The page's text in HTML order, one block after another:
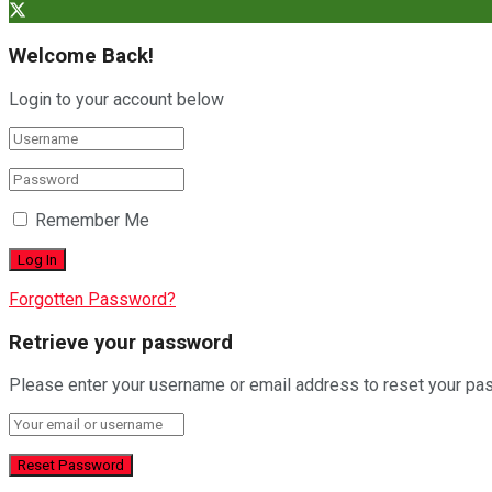
Welcome Back!
Login to your account below
Remember Me
Forgotten Password?
Retrieve your password
Please enter your username or email address to reset your